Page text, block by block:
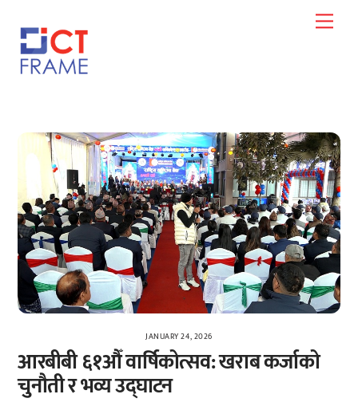
content
JANUARY 24, 2026
आरबीबी ६१औँ वार्षिकोत्सव: खराब कर्जाको
चुनौती र भव्य उद्घाटन